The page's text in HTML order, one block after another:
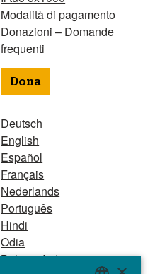
Modalità di pagamento
Donazioni – Domande
frequenti
Dona
Deutsch
English
Español
Français
Nederlands
Português
Hindi
Odia
Bahasa Indonesia